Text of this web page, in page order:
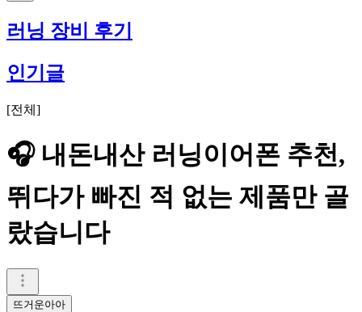
러닝 장비 후기
인기글
[전체 ]
🎧 내돈내산 러닝이어폰 추천,
뛰다가 빠진 적 없는 제품만 골
랐습니다
뜨거운아아